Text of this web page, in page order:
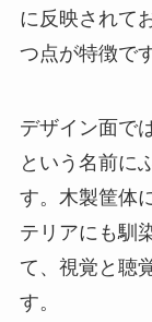
に反映されて
つ点が特徴です
デザイン面で
という名前に
す。木製筐体
テリアにも馴
て、視覚と聴
す。